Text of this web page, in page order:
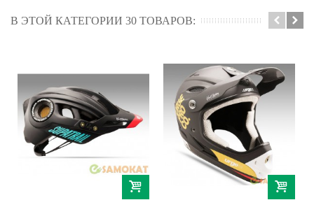
В ЭТОЙ КАТЕГОРИИ 30 ТОВАРОВ: